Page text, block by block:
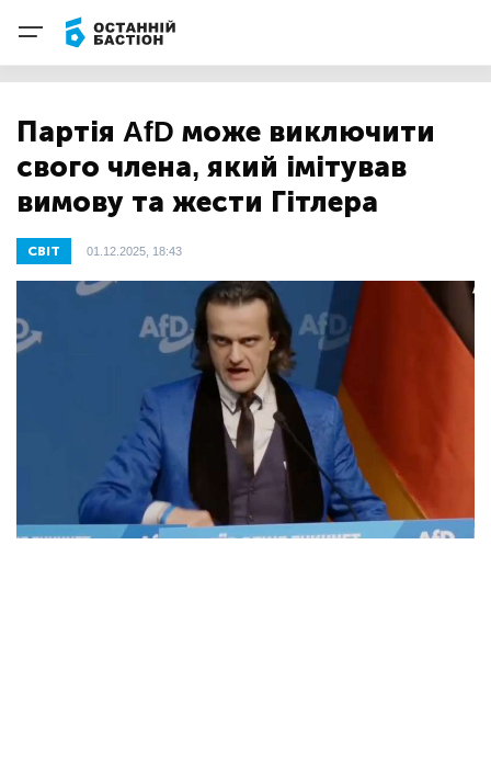
Партія AfD може виключити
свого члена, який імітував
вимову та жести Гітлера
СВІТ 01.12.2025, 18:43